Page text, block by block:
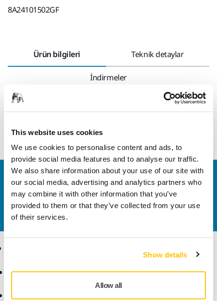
This website uses cookies
We use cookies to personalise content and ads, to
provide social media features and to analyse our traffic.
We also share information about your use of our site with
our social media, advertising and analytics partners who
may combine it with other information that you’ve
provided to them or that they’ve collected from your use
of their services.
Show details
Allow all
8A24101502GF
Ürün bilgileri Teknik detaylar
İndirmeler
Çiziklerin düzenlenmesi için köpük zımpara. Mirka Golden
çözümü.
Bize Ulaşın
Daha fazla bilgi edinmek ister misiniz? Lütfen bizimle
iletişime geçinve uzman ekibimiz sorularınızı
yanıtlasın.
Aksesuarlar ve Sarf
Bütün Ürünler
Sektörler
Uygulamalar